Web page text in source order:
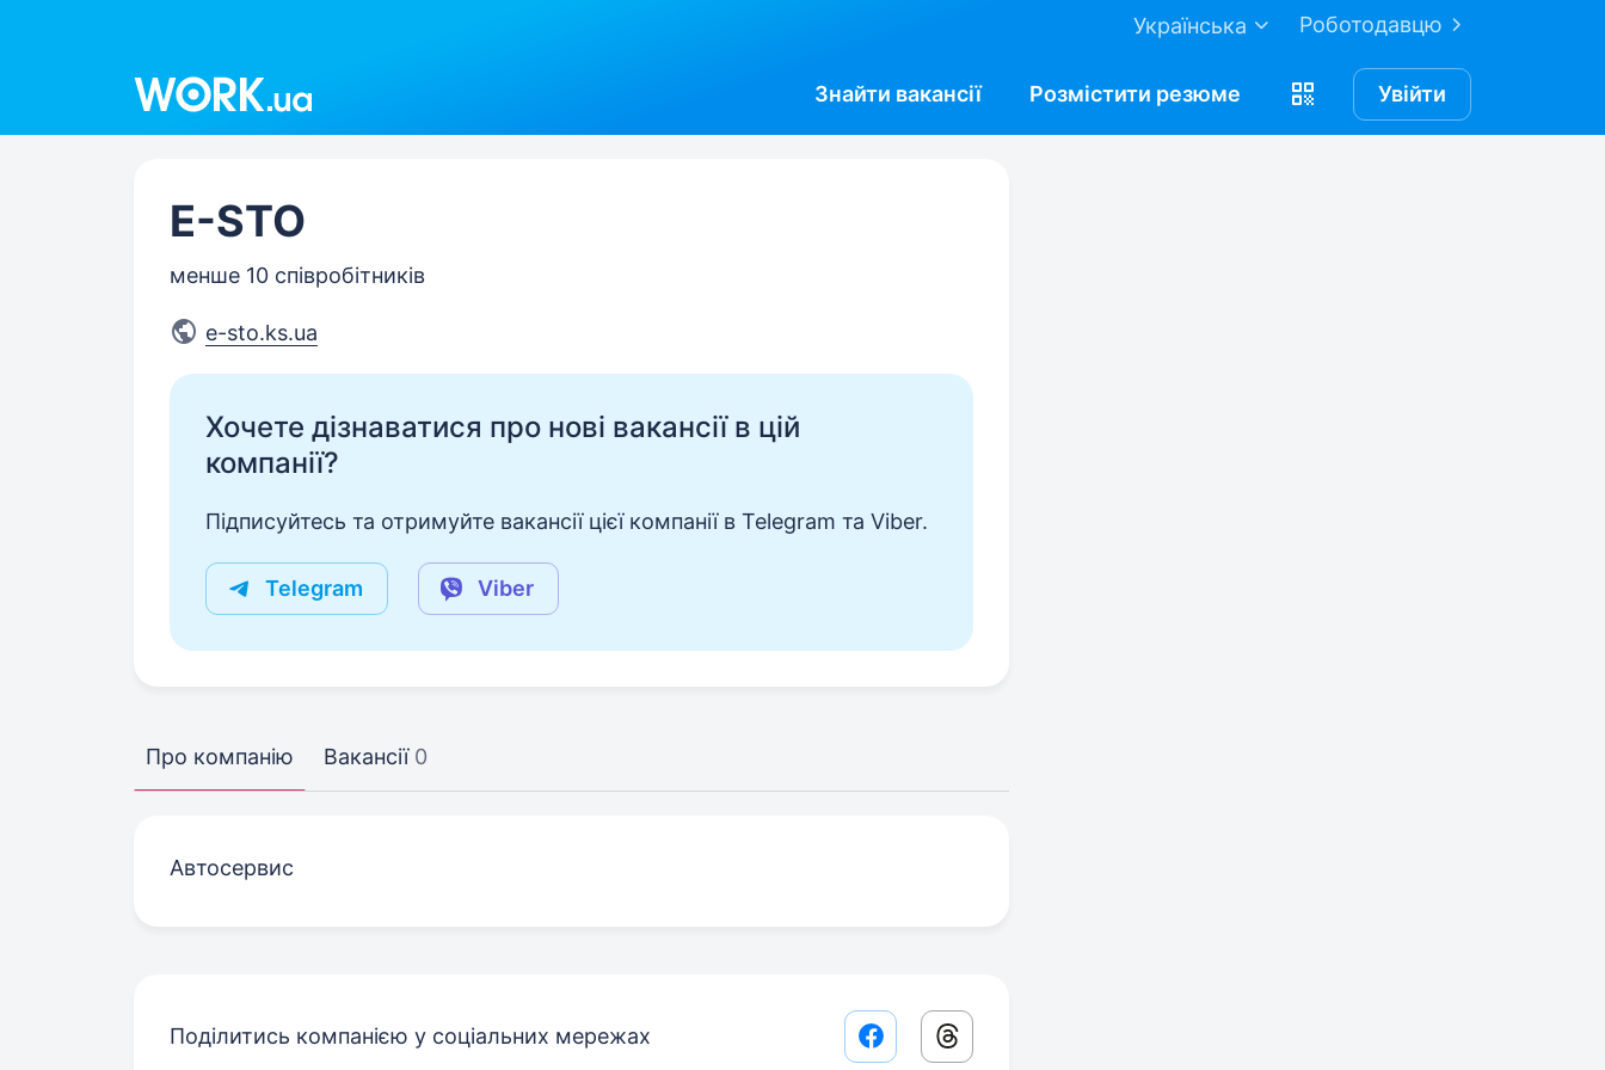
Роботодавцю
Українська
Знайти вакансії Розмістити резюме Увійти
E-STO
менше 10 співробітників
e-sto.ks.ua
Хочете дізнаватися про нові вакансії в цій
компанії?
Підписуйтесь та отримуйте вакансії цієї компанії в Telegram та Viber.
Telegram Viber
Про компанію Вакансії 0
Автосервис
Поділитись компанією у соціальних мережах Facebook share link
Threads share link